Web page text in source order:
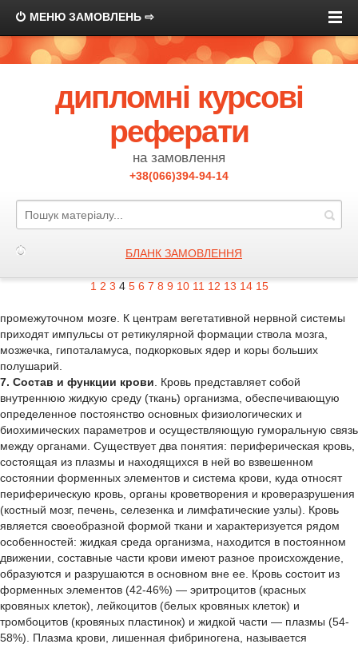
МЕНЮ ЗАМОВЛЕНЬ ⇨
дипломні курсові
реферати
на замовлення
+38(066)394-94-14
БЛАНК ЗАМОВЛЕННЯ
1 2 3 4 5 6 7 8 9 10 11 12 13 14 15
промежуточном мозге. К центрам вегетативной нервной системы
приходят импульсы от ретикулярной формации ствола мозга,
мозжечка, гипоталамуса, подкорковых ядер и коры больших
полушарий.
7. Состав и функции крови . Кровь представляет собой внутреннюю жидкую среду (ткань) организма, обеспечивающую определенное постоянство основных физиологических и биохимических параметров и осуществляющую гуморальную связь между органами. Существует два понятия: периферическая кровь, состоящая из плазмы и находящихся в ней во взвешенном состоянии форменных элементов и система крови, куда относят периферическую кровь, органы кроветворения и кроверазрушения (костный мозг, печень, селезенка и лимфатические узлы). Кровь является своеобразной формой ткани и характеризуется рядом особенностей: жидкая среда организма, находится в постоянном движении, составные части крови имеют разное происхождение, образуются и разрушаются в основном вне ее. Кровь состоит из форменных элементов (42-46%) — эритроцитов (красных кровяных клеток), лейкоцитов (белых кровяных клеток) и тромбоцитов (кровяных пластинок) и жидкой части — плазмы (54-58%). Плазма крови, лишенная фибриногена, называется сывороткой. У взрослого человека общее количество крови составляет 5-8%массы тела, что соответствует 5-6л. Объем крови принято обозначать по отношению к массе тела (мл • кг1). В среднем, он равен у мужчин — 65 мл • кг1, у женщин — 60 мл • кг1 и у детей — около 70 мл • кг1. Количество эритроцитов в крови примерно в тысячу раз больше, чем лейкоцитов, и в десятки раз выше, чем тромбоцитов. Последние по своим размерам в несколько раз меньше, чем эритроциты. Поэтому эритроциты составляют более 90% всего объема, приходящегося на долю форменных элементов крови. Выраженное в процентах отношение объема форменных элементов к общему объему крови называется гематокритом. У мужчин гематокрит составляет в среднем—46%, у женщин—42%. Эта разница обусловлена тем, что у мужчин содержание эритроцитов в крови больше, чем у женщин. У детей гематокрит выше, чем у взрослых; в процессе старения гематокрит снижается. Увеличение гематокрита сопровождается возрастанием вязкости крови, которая у здорового взрослого человека составляет 4-5 ед. Поскольку периферическое сопротивление кровотоку прямопропорционально вязкости, любое существенное увеличение гематокрита приводит к повышению нагрузки на сердце, в результате чего кровообращение в некоторых органах может нарушаться. Кровь выполняет в организме целый ряд физиологических функций. 1)Транспортная функция крови заключается в переносе всех необходимых для жизнедеятельности организма веществ (питательных веществ, газов, гормонов, ферментов, метаболитов). 2)Дыхательная функция состоит в доставке кислорода от легких к тканям и углекислого газа от тканей к легким. Кислород переносится преимущественно эритроцитами в виде соединения с гемоглобином — оксигемоглобином (НвО2), углекислый газ — плазмой крови в форме бикарбонатных ионов (НСО3~). В обычных условиях при дыхании воздухом 1 г гемоглобина присоединяет 1.34 мл кислорода, а так как в одном литре крови содержится 140-160 г гемоглобина, то количество кислорода в нем составляет около 200 мл; эту величину принято называть кислородной емкостью крови 3)Питательная функция крови обусловлена переносом аминокислот, глюкозы, жиров, витаминов, ферментов и минеральных веществ от органов пищеварения к тканям, системам и депо 4)Терморегуляторная функция обеспечивается участием крови в переносе тепла от органов и тканей, в которых оно вырабатывается, к органам, отдающим тепло, что и поддерживает температурный гомеостаз. 5)Выделительная функция направлена на перенос продуктов обмена (мочевина, креатин, индикан, мочевая кислота, вода, соли и др.) от мест их образования к органам выделения (почки, легкие, потовые и слюнные железы). 6)Защитная функция формирование иммунитета, который может быть как врожденным, так и приобретенным. Различают также тканевой и клеточный иммунитет. Первый из них обусловлен выработкой антител в ответ на поступление в организм микробов, вирусов, токсинов, ядов, чужеродных белков; второй связан с фагоцитозом, в котором ведущая роль принадлежит лейкоцитам, активно уничтожающим попадающие в организм микробы и инородные тела, а также собственные отмирающие и мутагенные клетки. 7)Регуляторная функция гуморальная (перенос кровью гормонов, газов, минеральных веществ), и рефлекторной регуляции, связанной с влиянием крови на интерорецепторы сосудов. Противосвертывающая система крови В здоровом организме, особенно при заболеваниях, существует угроза внутрисосудистого тромбообразования. Однако кровь остается жидкой, так как существует сложный физиологический механизм, обуславливающий резистивность организма против внутрисосудистого свертывания и тромбообразования. Это противосвертывающая система крови. Это сложная система, основу действия которой составляют химические ферментативные реакции между факторами свертывающей и пртивосвертывающей систем. Вещества, препятствующие свертыванию крови, называются антикоагулянтами. Естественные антикоагулянты вырабатываются и содержатся в организме. Они бывают прямого и непрямого действия. К антикоагулянтам прямого действия относится, например, гепарин (образуется в печени). Гепарин препятствует действию тромбина на фибриноген и угнетает активность - инактивирует целый ряд других факторов свертывающей системы. Антикоагулянты непрямого действия угнетают образование активных факторов свертывания. Работа свертывающей и противосвертывающей систем, их взаимодействие в организме находятся под контролем центральной нервной системы. Кроветворение Кроветворение - процесс образования и развития форменных элементов крови. Различают эритропоэз - образование эритроцитов, лейкопоэз - образование лейкоцитов и тромбоцитопоэз - образование кровяных пластинок. Главным органом кроветворения, в котором развиваются зритроциты, гранулоциты и тромбоциты, является костный мозг. Лимфоциты образуются в лимфатических узлах и селезенке. Эритропоэз В сутки у человека образуется примерно 200-250 млрд. эритроцитов. Родоначальниками безъядерных эритроцитов являются обладающие ядром эритробласты красного костного мозга. В их протоплазме, точнее в гранулах, состоящих из рибосом, синтезируется гемоглобин. При синтезе гема, видимо, используется железо, входящее в состав двух белков - ферритина и сидерофилина. Поступающие в кровь из костного мозга эритроциты содержат базофильное вещество и называются ретикулоцитами. По величине они больше зрелых эритроцитов, их содержание в крови здорового человека не превышает 1%. Созревание ретикулоцитов, т. е. превращение их в зрелые эритроциты - нормоциты, совершается в течение нескольких часов; при этом базофильное вещество в них исчезает. Количество ретикулоцитов в крови служит показателем интенсивности образования эритроцитов в костном мозге. Срок жизни эритроцитов в среднем равен 120 дням. Для образования эритроцитов необходимо поступление в организм стимулирующих этот процесс витаминов - В12 и фолиевой кислоты. Первое из этих веществ примерно в 1000 раз активнее второго. Витамин В12 представляет собой внешний фактор кроветворения, поступающий в организм вместе с пищей из внешней среды. Он всасывается в пищеварительном тракте лишь в том случае, если железы желудка выделяют мукопротеид (внутренний фактор кроветворения), который по некоторым данным катализирует ферментативный процесс, непосредственно связанный с усвоением витамина В12. При отсутствии внутреннего фактора нарушается поступление витамина В12, что приводит к нарушению образования эритроцитов в костном мозге. Разрушение отживших эритроцитов происходит непрерывно путем их гемолиза в клетках ретикуло-эндотелиальмой системы, в первую очередь в печени и селезенке. Лейкопоэз и тромбоцитопоэз Образование и разрушение лейкоцитов и тромбоцитов так же, как и эритроцитов, происходит непрерывно, причем срок жизни различных видов лейкоцитов, циркулирующих в крови, составляет от нескольких часов до 2-3 суток. Условия, необходимые для лейкопоэза и тромбоцитопоэза, изучены гораздо хуже, чем для эритропоэза. Регуляция кроветворения Количество образующихся эритроцитов, лейкоцитов и тромбоцитов соответствует количеству разрушающихся клеток, так что общее их число остается постоянным. Органы системы крови (костный мозг, селезенка, печень, лимфатические узлы) содержат большое количество рецепторов, раздражение которых вызывает различные физиологические реакции. Таким образом, имеется двусторонняя связь этих органов с нервной системой: они получают сигналы из центральной нервной системы (которые регулируют их состояние) и в свою очередь являются источником рефлексов, изменяющих состояние их самих и организма в целом. Регуляция эритропоэза При кислородном голодании, вызванном любыми причинами, число эритроцитов в крови возрастает. При кислородном голодании, вызванном потерей крови, значительным разрушением эритроцитов в результате отравления некоторыми ядами, вдыханием газовых смесей с низким содержанием кислорода, продолжительным пребыванием на больших высотах и т. п., в организме возникают стимулирующие кроветворение вещества - эритропоэтины, представляющие собой гликопротеиды небольшой молекулярной массы. Регуляция выработки эритропоэтинов, а значит, и количества эритроцитов в крови осуществляется с помощью механизмов обратной связи. Гипоксия стимулирует выработку зритропоэтинов в почках (возможно, и в других тканях). Они, воздействуя на костный мозг, стимулируют эритропоэз. Увеличение числа эритроцитов улучшает транспортировку кислорода и тем самым уменьшает состояние гипоксии, что, в свою очередь, тормозит выработку эритропоэтинов. В стимуляции зритропоэза определенную роль играет нервная система. При раздражении нервов, идущих к костному мозгу, увеличивается содержание эритроцитов в крови. Регуляция лейкопоэза Продукция лейкоцитов стимулируется лейкопоэтинами, появляющимися после быстрого удаления из крови большого количества лейкоцитов. Химическая природа и место образования в организме лейкопоэтинов еще не изучены. На лейкопоэз оказывают стимулирующее влияние нуклеиновые кислоты, продукты распада тканей, возникающие при их повреждении и воспалении, и некоторые гормоны. Так, под действием гормонов гипофиза - адре